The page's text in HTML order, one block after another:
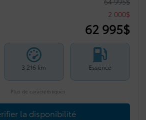
2 000$
62 995$
3 216 km Essence
Plus de caractéristiques
la disponibilité